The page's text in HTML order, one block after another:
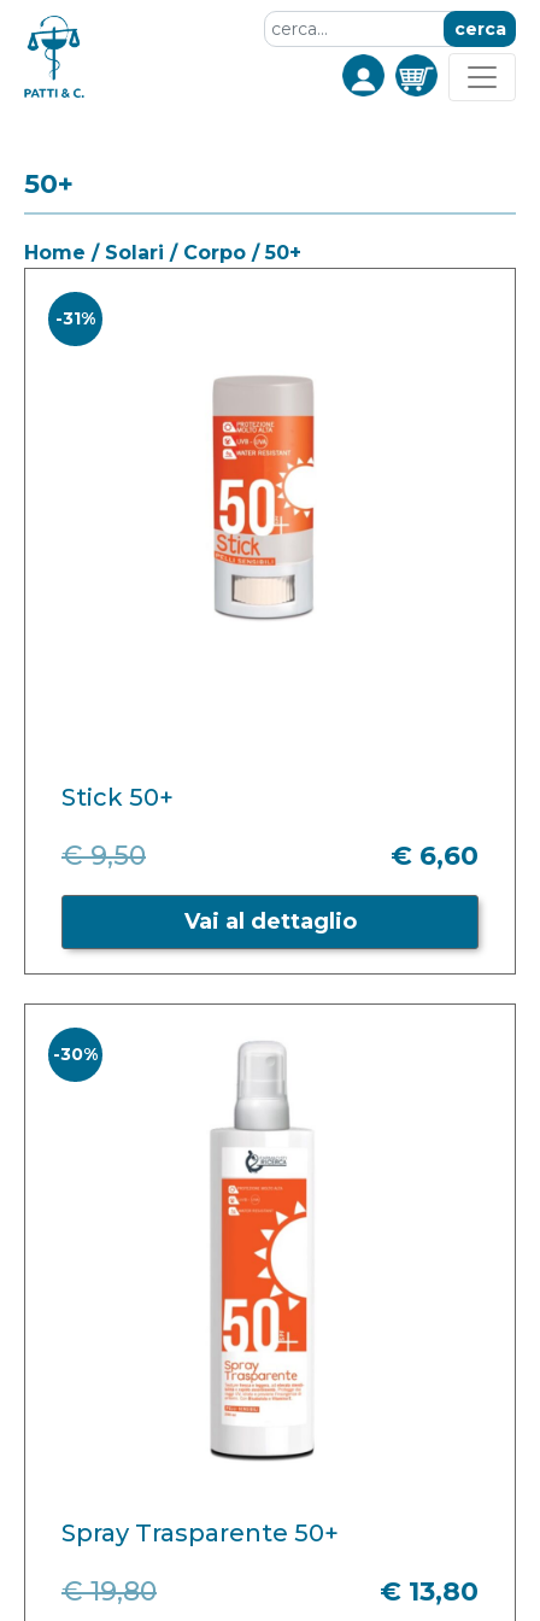
cerca
50+
Home / Solari / Corpo / 50+
-31%
Stick 50+
€ 9,50 € 6,60
Vai al dettaglio
-30%
Spray Trasparente 50+
€ 19,80 € 13,80